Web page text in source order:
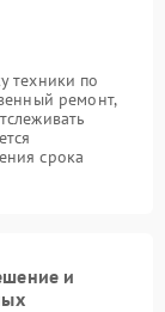
техники по
ремонт,
срока
и